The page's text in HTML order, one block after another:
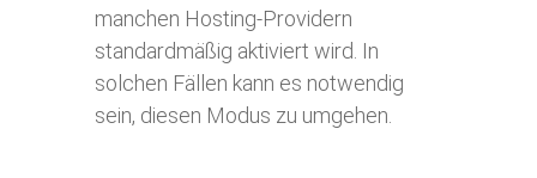
manchen Hosting-Providern
standardmäßig aktiviert wird. In
solchen Fällen kann es notwendig
sein, diesen Modus zu umgehen.